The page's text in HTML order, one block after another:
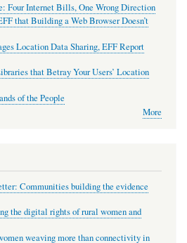
Four Internet Bills, One Wrong Direction
that Building a Web Browser Doesn’t
Location Data Sharing, EFF Report
that Betray Your Users’ Location
of the People
More
Communities building the evidence
the digital rights of rural women and
weaving more than connectivity in